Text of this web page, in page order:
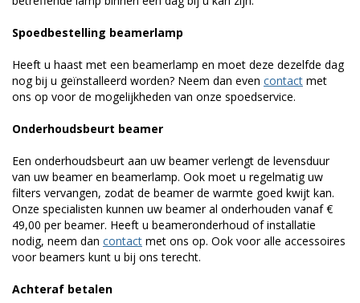
Spoedbestelling beamerlamp
Heeft u haast met een beamerlamp en moet deze dezelfde dag
nog bij u geïnstalleerd worden? Neem dan even contact met
ons op voor de mogelijkheden van onze spoedservice.
Onderhoudsbeurt beamer
Een onderhoudsbeurt aan uw beamer verlengt de levensduur
van uw beamer en beamerlamp. Ook moet u regelmatig uw
filters vervangen, zodat de beamer de warmte goed kwijt kan.
Onze specialisten kunnen uw beamer al onderhouden vanaf €
49,00 per beamer. Heeft u beameronderhoud of installatie
nodig, neem dan contact met ons op. Ook voor alle accessoires
voor beamers kunt u bij ons terecht.
Achteraf betalen